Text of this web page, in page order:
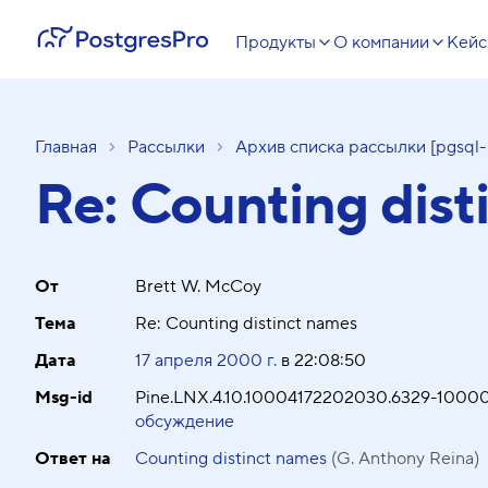
Продукты О компании
Главная Рассылки Архив списка рассылки
Re: Counting
От
Brett W. McCoy
Тема
Re: Counting distinct names
Дата
17 апреля 2000 г. в 22:08:50
Msg-id
Pine.LNX.4.10.10004172202030.6329-
обсуждение
Ответ на
Counting distinct names (G. Anthony Reina)